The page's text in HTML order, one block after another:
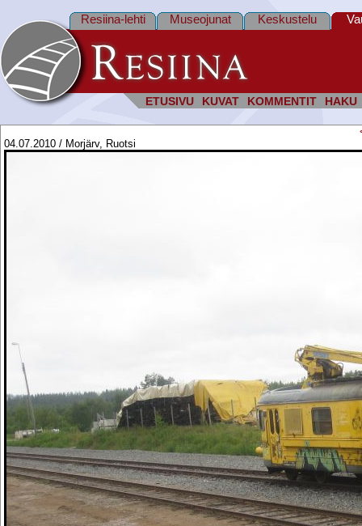
ETUSIVU KUVAT KOMMENTIT HAKU
Resiina-lehti Museojunat Keskustelu
04.07.2010 / Morjärv, Ruotsi